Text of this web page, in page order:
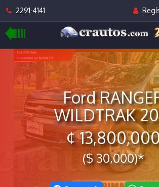
2291-4141
Ford
WILDTRAK
¢
($ 30,000)*